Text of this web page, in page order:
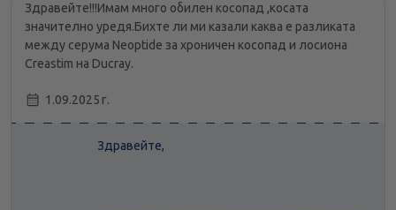
Здравейте!!!Имам много обилен косопад ,косата
значително уредя.Бихте ли ми казали каква е разликата
между серума Neoptide за хроничен косопад и лосиона
Creastim на Ducray.
1.09.2025 г.
Здравейте,